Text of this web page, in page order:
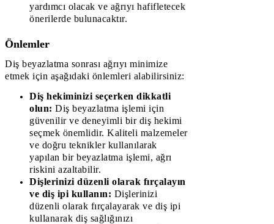
yardımcı olacak ve ağrıyı hafifletecek
önerilerde bulunacaktır.
Önlemler
Diş beyazlatma sonrası ağrıyı minimize
etmek için aşağıdaki önlemleri alabilirsiniz:
Diş hekiminizi seçerken dikkatli
olun: Diş beyazlatma işlemi için
güvenilir ve deneyimli bir diş hekimi
seçmek önemlidir. Kaliteli malzemeler
ve doğru teknikler kullanılarak
yapılan bir beyazlatma işlemi, ağrı
riskini azaltabilir.
Dişlerinizi düzenli olarak fırçalayın
ve diş ipi kullanın: Dişlerinizi
düzenli olarak fırçalayarak ve diş ipi
kullanarak diş sağlığınızı